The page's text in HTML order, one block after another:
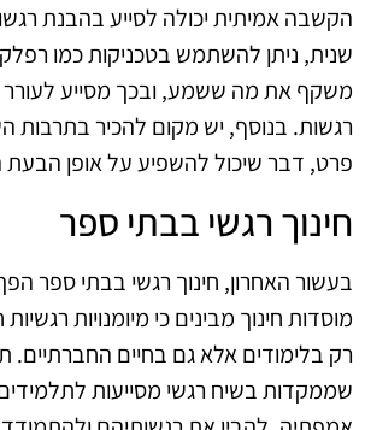
הקשבה אמיתית יכולה לסייע בהבנת
שנית, ניתן להשתמש בטכניקות כמו
משקף את מה ששמע, ובכך מסייע לעורר
רגשות. בנוסף, יש מקום להכיר בתרבות
פרט, דבר שיכול להשפיע על אופן הבעת
חינוך רגשי בבתי ספר
בעשור האחרון, חינוך רגשי בבתי ספר
מוסדות חינוך מבינים כי מיומנויות
רק בלימודים אלא גם בחיים החברתיים.
שממקדות בשיח רגשי מסייעות